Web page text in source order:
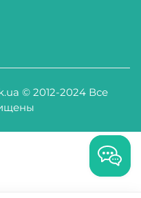
© 2012-2024 Все